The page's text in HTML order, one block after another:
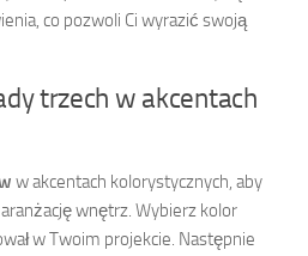
co pozwoli Ci wyrazić swoją
trzech w akcentach
w akcentach kolorystycznych, aby
wnętrz. Wybierz kolor
w Twoim projekcie. Następnie